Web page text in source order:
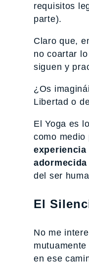
requisitos
parte).
Claro que,
no coartar
siguen y
¿Os
Libertad o
El Yoga es
como medio
del ser
El
No me
en ese